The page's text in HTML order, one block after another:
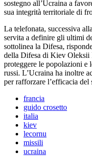
sostegno all’Ucraina a
sua integrità territoriale di
La telefonata, successiva
servita a definire gli ultimi
sottolinea la Difesa,
della Difesa di Kiev Oleksii
proteggere le popolazioni e
russi. L’Ucraina ha inoltre
per rafforzare l’efficacia del
francia
guido crosetto
italia
kiev
lecornu
missili
ucraina